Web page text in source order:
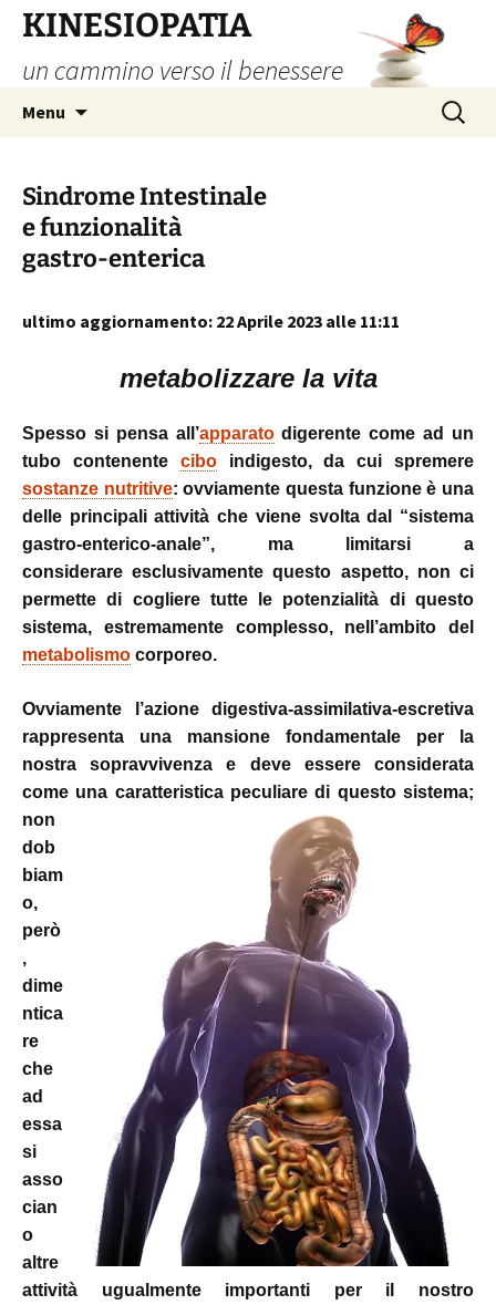
contenuto
KINESIOPATIA
un cammino verso il benessere
Menu
Ricerca
per:
Sindrome Intestinale
e funzionalità
gastro-enterica
ultimo aggiornamento: 22 Aprile 2023 alle 11:11
metabolizzare la vita
Spesso si pensa all’apparatodigerente come ad un
tubo contenente ciboindigesto, da cui spremere
sostanze nutritive: ovviamente questa funzione è una
delle principali attività che viene svolta dal “sistema
gastro-enterico-anale”, ma limitarsi a
considerare esclusivamente questo aspetto, non ci
permette di cogliere tutte le potenzialità di questo
sistema, estremamente complesso, nell’ambito del
metabolismo corporeo.
Ovviamente l’azione digestiva-assimilativa-escretiva
rappresenta una mansione fondamentale per la
nostra sopravvivenza e deve essere considerata
come una caratteristica peculiare di questo sistema;
non
dob
biam
o,
però
,
dime
ntica
re
che
ad
essa
si
asso
cian
o
altre
attività ugualmente importanti per il nostro